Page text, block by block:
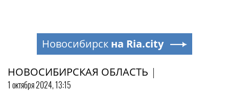
НОВОСИБИРСКАЯ ОБЛАСТЬ |
1 октября 2024, 13:15
Новосибирск на Ria.city